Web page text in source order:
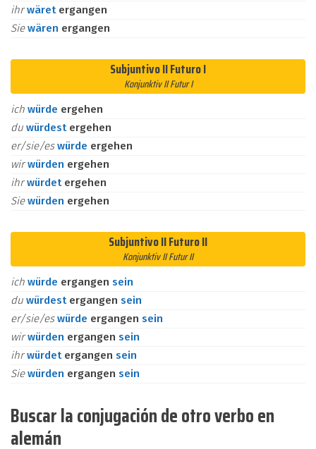
ihrwäret ergangen
Siewären ergangen
Subjuntivo II Futuro I
Konjunktiv II Futur I
ich würde ergehen
du würdest ergehen
er/sie/eswürde ergehen
wirwürden ergehen
ihrwürdet ergehen
Siewürden ergehen
Subjuntivo II Futuro II
Konjunktiv II Futur II
ich würde ergangen sein
du würdest ergangen sein
er/sie/eswürde ergangen sein
wirwürden ergangen sein
ihrwürdet ergangen sein
Siewürden ergangen sein
Buscar la conjugación de otro verbo en
alemán